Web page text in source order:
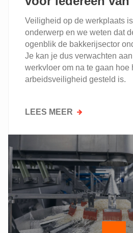
Veiligheid op de werkplaats
onderwerp en we weten dat
ogenblik de bakkerijsector
Je kan je dus verwachten
werkvloer om na te gaan hoe
arbeidsveiligheid gesteld is.
LEES MEER OVER
OP
WERKVLOER
IS
VOOR
IEDEREEN
VAN
BELANG